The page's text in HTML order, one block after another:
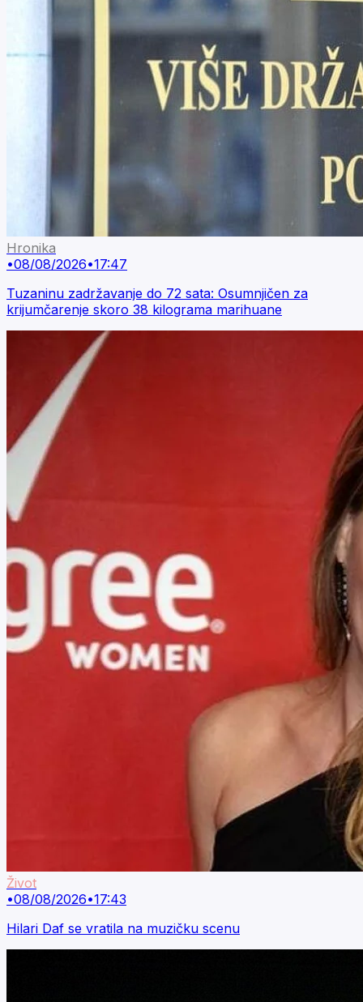
Hronika
•08/08/2026•17:47
Tuzaninu zadržavanje do 72 sata: Osumnjičen za
krijumčarenje skoro 38 kilograma marihuane
Život
•08/08/2026•17:43
Hilari Daf se vratila na muzičku scenu